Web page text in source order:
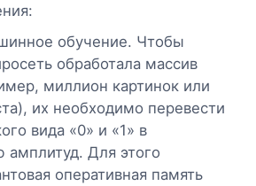
обучение. Чтобы
обработала массив
миллион картинок или
их необходимо перевести
вида «0» и «1» в
амплитуд. Для этого
оперативная память